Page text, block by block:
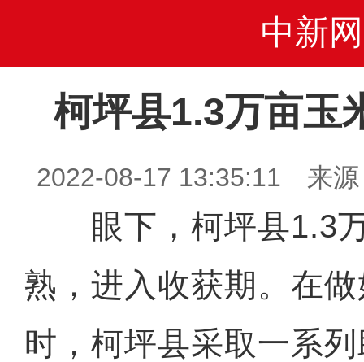
中新网
柯坪县1.3万亩玉
2022-08-17 13:35:11 来源
眼下，柯坪县1.3万
熟，进入收获期。在
时，柯坪县采取一系